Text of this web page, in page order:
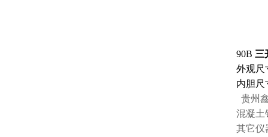
90B 三
外观尺
内胆尺
贵州
混凝土
其它仪